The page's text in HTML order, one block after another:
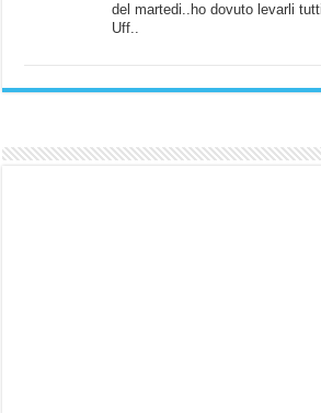
del martedi..ho dovuto levarli
Uff..